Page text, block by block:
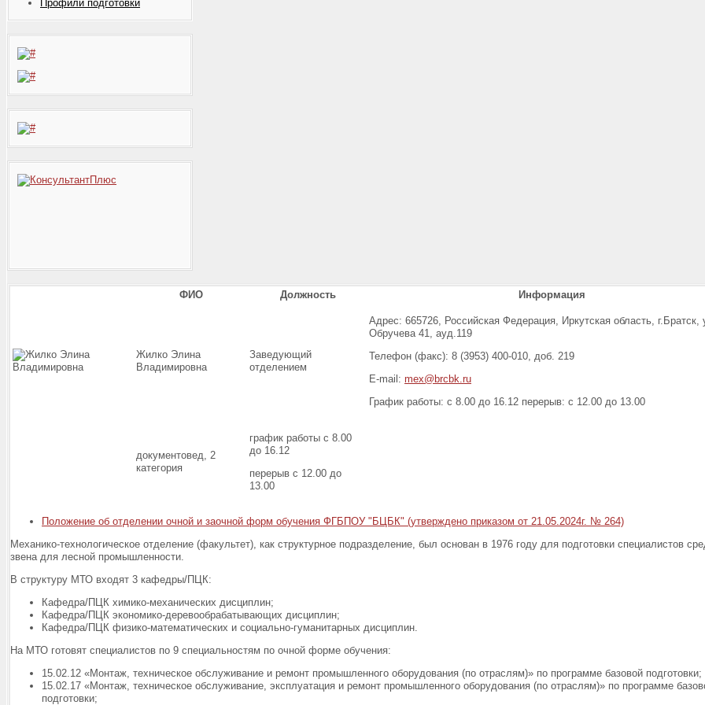
Профили подготовки
ФИО Должность Информация
Жилко Элина
Владимировна
Заведующий
отделением
Адрес: 665726, Российская Федерация, Иркутская область, г.Братск,
Обручева 41, ауд.119
Телефон (факс): 8 (3953) 400-010, доб. 219
E-mail: mex@brcbk.ru
График работы: с 8.00 до 16.12 перерыв: с 12.00 до 13.00
документовед, 2
категория
график работы с 8.00
до 16.12
перерыв с 12.00 до
13.00
Положение об отделении очной и заочной форм обучения ФГБПОУ "БЦБК" (утверждено приказом от 21.05.2024г. № 264)
Механико-технологическое отделение (факультет), как структурное подразделение, был основан в 1976 году для подготовки специалистов
звена для лесной промышленности.
В структуру МТО входят 3 кафедры/ПЦК:
Кафедра/ПЦК химико-механических дисциплин;
Кафедра/ПЦК экономико-деревообрабатывающих дисциплин;
Кафедра/ПЦК физико-математических и социально-гуманитарных дисциплин.
На МТО готовят специалистов по 9 специальностям по очной форме обучения:
15.02.12 «Монтаж, техническое обслуживание и ремонт промышленного оборудования (по отраслям)» по программе базовой подготовки;
15.02.17 «Монтаж, техническое обслуживание, эксплуатация и ремонт промышленного оборудования (по отраслям)» по программе
подготовки;